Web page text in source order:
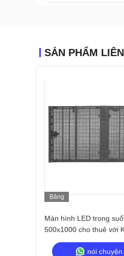
SẢN PHẨM
Băng
Màn hình LED trong
500x1000 cho thuê với
Tùy chỉnh
nói chuyện